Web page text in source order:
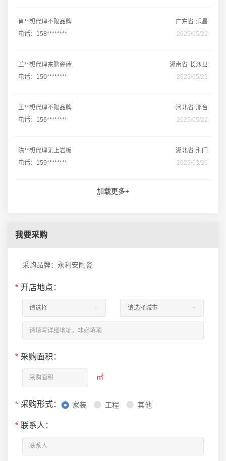
肖**想代理不限品牌
广东省-乐昌
电话：158********
2025/05/22
兰**想代理东鹏瓷砖
湖南省-长沙县
电话：150********
2025/05/22
王**想代理不限品牌
河北省-邢台
电话：156********
2025/05/22
陈**想代理无上岩板
湖北省-荆门
电话：159********
2025/03/20
加载更多+
我要采购
采购品牌：永利安陶瓷
* 开店地点：
* 采购面积：
㎡
* 采购形式： 家装 工程 其他
* 联系人：